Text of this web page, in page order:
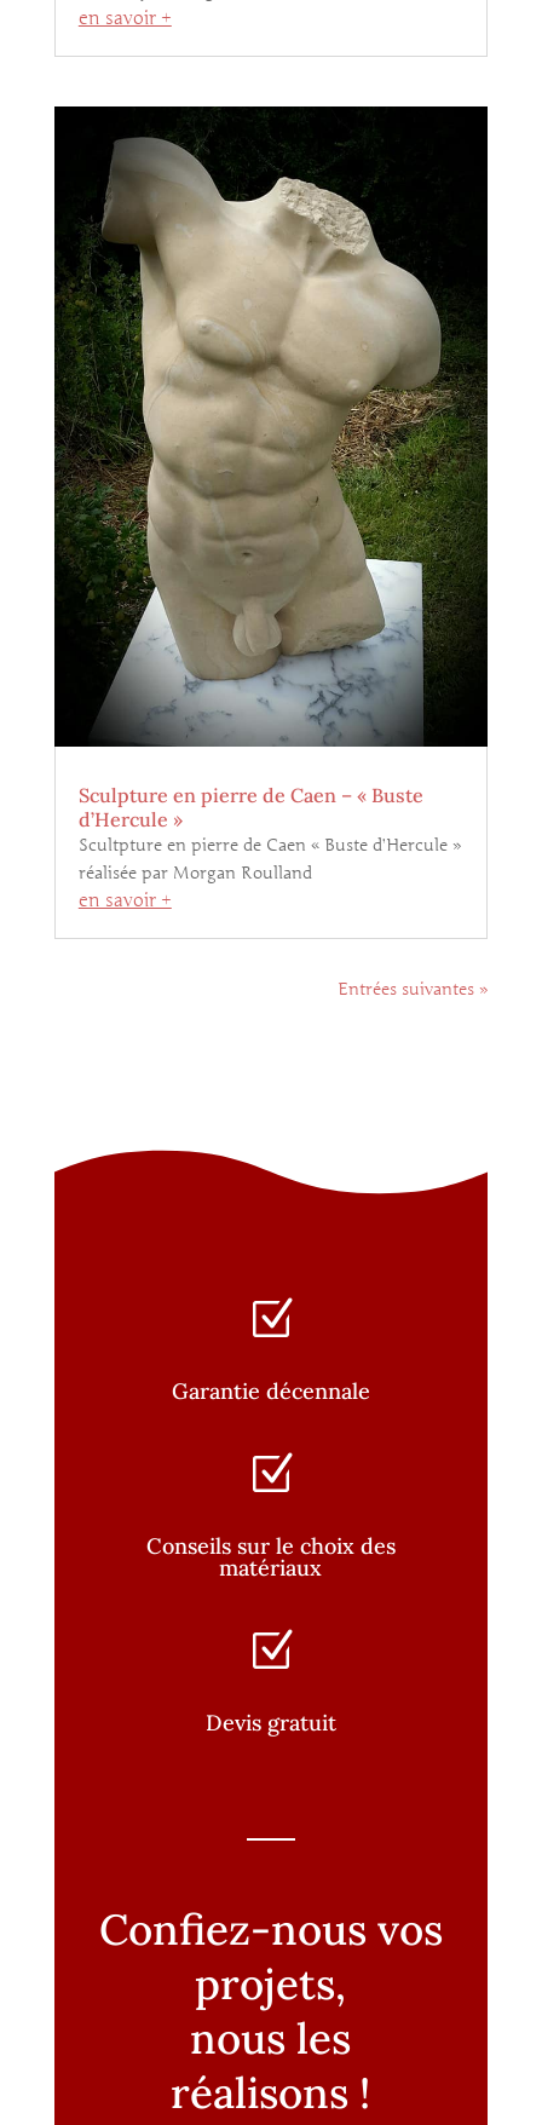
en savoir +
Sculpture en pierre de Caen – « Buste
d’Hercule »
Scultpture en pierre de Caen « Buste d’Hercule »
réalisée par Morgan Roulland
en savoir +
Entrées suivantes »
Z
Garantie décennale
Z
Conseils sur le choix des
matériaux
Z
Devis gratuit
Confiez-nous vos
projets,
nous les
réalisons !